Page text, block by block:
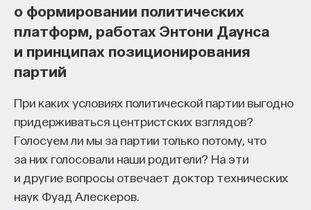
о формировании политических
платформ, работах Энтони Даунса
и принципах позиционирования
партий
При каких условиях политической партии выгодно
придерживаться центристских взглядов?
Голосуем ли мы за партии только потому, что
за них голосовали наши родители? На эти
и другие вопросы отвечает доктор технических
наук Фуад Алескеров.
Почти треть жизни мы тратим на сон,
но как он работает и можно ли его
приручить?
процесс в организме? Какую роль играет
состояние сна для жизни человека? Что
происходит с нами, пока мы спим: какие циклы
мы проходим, какие механизмы задействованы?
Что нужно сделать, чтобы за ночь наши ресурсы
восполнялись и мы просыпались отдохнувшими.